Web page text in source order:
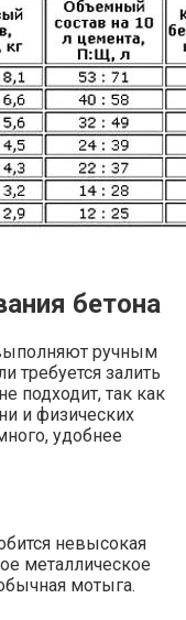
бетона
ручным
требуется залить
подходит, так как
и физических
удобнее
невысокая
металлическое
мотыга.